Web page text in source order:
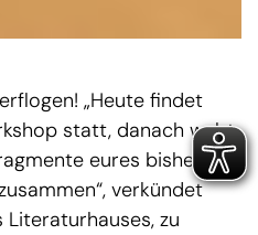
„Heute findet
statt, danach webt
eures bisher
verkündet
Literaturhauses, zu